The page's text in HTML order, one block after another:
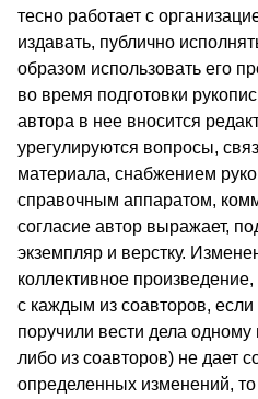
тесно работает с
издавать, публично
образом использовать его
во время подготовки
автора в нее вносится
урегулируются вопросы,
мате­риала, снабжением
справочным ап­паратом,
согласие автор выражает,
экземпляр и верстку.
коллективное
с каж­дым из соавторов,
поручили вести дела одному
либо из соавторов) не дает
определенных изменений,